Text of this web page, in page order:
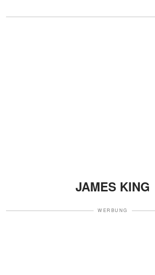
JAMES KING
WERBUNG